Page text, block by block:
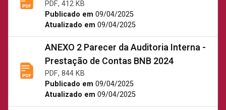
PDF, 412 KB
Publicado em 09/04/2025
Atualizado em 09/04/2025
ANEXO 2 Parecer da Auditoria Interna -
Prestação de Contas BNB 2024
PDF, 844 KB
Publicado em 09/04/2025
Atualizado em 09/04/2025